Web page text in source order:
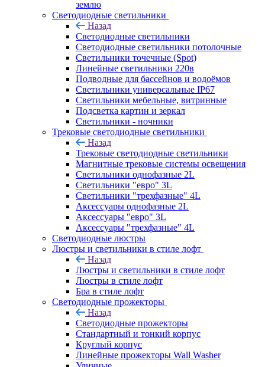
землю
Светодиодные светильники
Назад
Светодиодные светильники
Светодиодные светильники потолочные
Светильники точечные (Spot)
Линейные светильники 220в
Подводные для бассейнов и водоёмов
Светильники универсальные IP67
Светильники мебельные, витринные
Подсветка картин и зеркал
Светильники - ночники
Трековые светодиодные светильники
Назад
Трековые светодиодные светильники
Магнитные трековые системы освещения
Светильники однофазные 2L
Светильники "евро" 3L
Светильники "трехфазные" 4L
Аксессуары однофазные 2L
Аксессуары "евро" 3L
Аксессуары "трехфазные" 4L
Светодиодные люстры
Люстры и светильники в стиле лофт
Назад
Люстры и светильники в стиле лофт
Люстры в стиле лофт
Бра в стиле лофт
Светодиодные прожекторы
Назад
Светодиодные прожекторы
Стандартный и тонкий корпус
Круглый корпус
Линейные прожекторы Wall Washer